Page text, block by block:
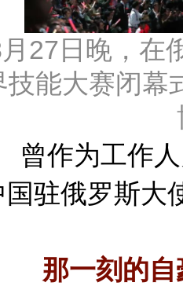
月27日晚，
技能大赛闭幕
曾作为工作
国驻俄罗斯大
那一刻的